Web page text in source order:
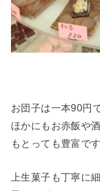
お団子は一本90円
ほかにもお赤飯や
もとっても豊富です
上生菓子も丁寧に